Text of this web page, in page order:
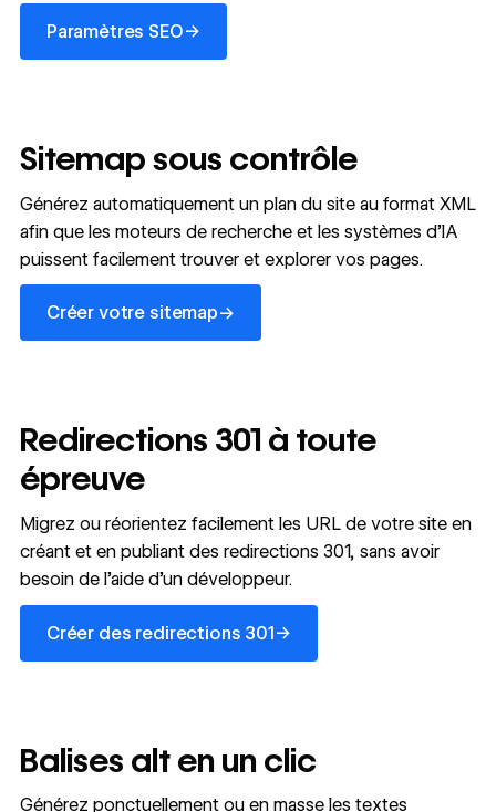
Paramètres SEO→
Paramètres SEO
Sitemap sous contrôle
Générez automatiquement un plan du site au format XML
afin que les moteurs de recherche et les systèmes d’IA
puissent facilement trouver et explorer vos pages.
Créer votre sitemap→
Créer votre sitemap
Redirections 301 à toute
épreuve
Migrez ou réorientez facilement les URL de votre site en
créant et en publiant des redirections 301, sans avoir
besoin de l’aide d’un développeur.
Créer des redirections 301→
Créer des redirections 301
Balises alt en un clic
Générez ponctuellement ou en masse les textes